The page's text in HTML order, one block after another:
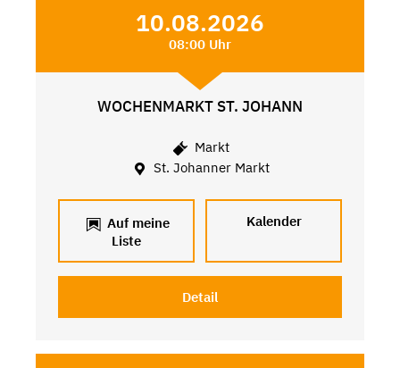
10.08.2026
08:00 Uhr
WOCHENMARKT ST. JOHANN
Markt
St. Johanner Markt
Auf meine
Liste
Kalender
Detail